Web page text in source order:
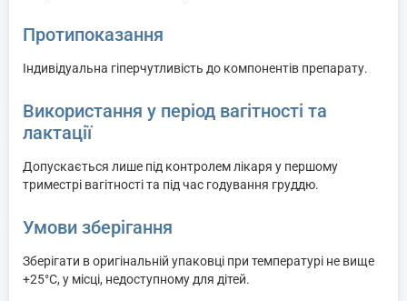
Протипоказання
Індивідуальна гіперчутливість до компонентів препарату.
Використання у період вагітності та
лактації
Допускається лише під контролем лікаря у першому
триместрі вагітності та під час годування груддю.
Умови зберігання
Зберігати в оригінальній упаковці при температурі не вище
+25°C, у місці, недоступному для дітей.